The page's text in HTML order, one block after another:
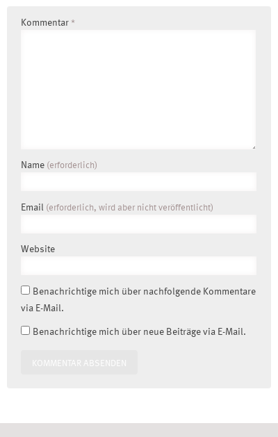
Kommentar *
Name (erforderlich)
Email (erforderlich, wird aber nicht veröffentlicht)
Website
Benachrichtige mich über nachfolgende Kommentare
via E-Mail.
Benachrichtige mich über neue Beiträge via E-Mail.